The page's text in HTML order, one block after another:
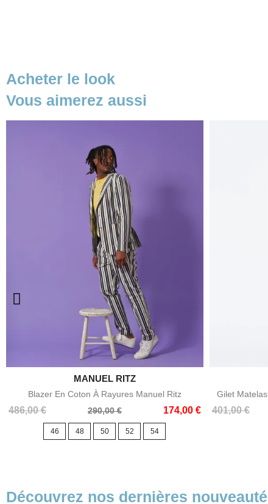
Acheter le look
Vous aimerez aussi
Aperçu rapide
MANUEL RITZ
Blazer En Coton À Rayures Manuel Ritz
486,00 €
Prix
290,00 € 174,00 €
Prix
46 48 50 52 54
Gilet
401,00 €
Prix
Prix
Découvrez nos dernières